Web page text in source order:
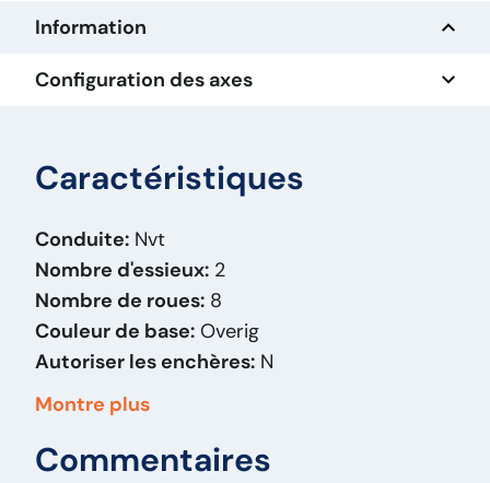
Information
Configuration des axes
Caractéristiques
Conduite: Nvt
Nombre d'essieux: 2
Nombre de roues: 8
Couleur de base: Overig
Autoriser les enchères: N
Année de fabrication:
Carburant:
Carrosserie:Houttransporter
Montre plus
Commentaires